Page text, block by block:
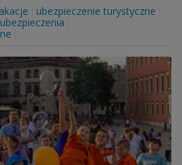
ubezpieczenie turystyczne
ubezpieczenia